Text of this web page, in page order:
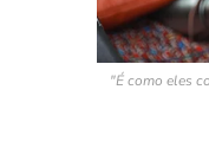
"É como eles